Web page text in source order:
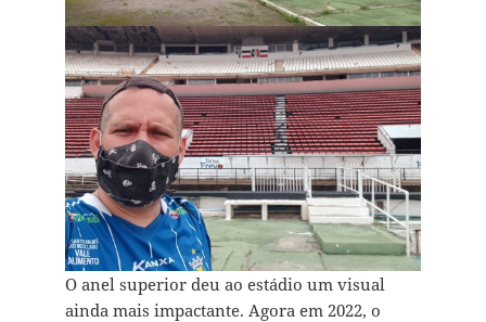
O anel superior deu ao estádio um visual
ainda mais impactante. Agora em 2022, o